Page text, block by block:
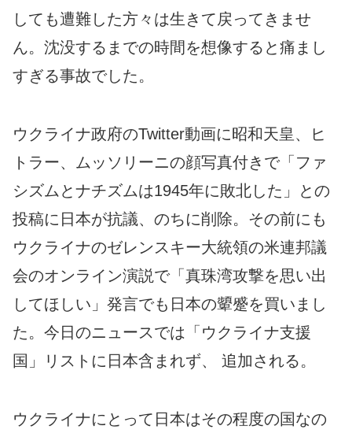
しても遭難した方々は生きて戻ってきませ
ん。沈没するまでの時間を想像すると痛まし
すぎる事故でした。
ウクライナ政府のTwitter動画に昭和天皇、ヒ
トラー、ムッソリーニの顔写真付きで「ファ
シズムとナチズムは1945年に敗北した」との
投稿に日本が抗議、のちに削除。その前にも
ウクライナのゼレンスキー大統領の米連邦議
会のオンライン演説で「真珠湾攻撃を思い出
してほしい」発言でも日本の顰蹙を買いまし
た。今日のニュースでは「ウクライナ支援
国」リストに日本含まれず、 追加される。
ウクライナにとって日本はその程度の国なの